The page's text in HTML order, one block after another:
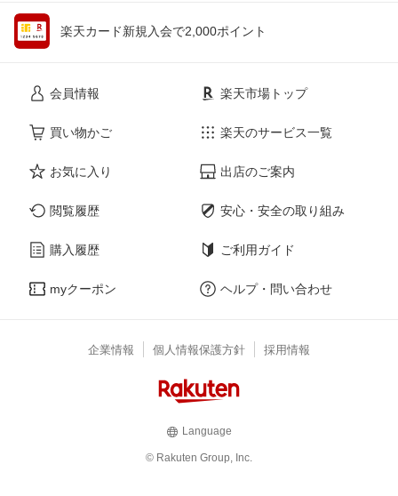
楽天カード新規入会で2,000ポイント
会員情報
買い物かご
お気に入り
閲覧履歴
購入履歴
myクーポン
楽天市場トップ
楽天のサービス一覧
出店のご案内
安心・安全の取り組み
ご利用ガイド
ヘルプ・問い合わせ
企業情報 個人情報保護方針 採用情報
Language
© Rakuten Group, Inc.